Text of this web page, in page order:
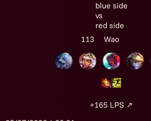
blue side
vs
red side
113
Wao
+165 LPS ↗